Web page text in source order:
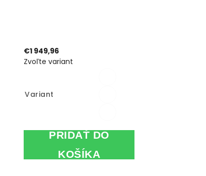
€1 949,96
Zvoľte variant
Variant
PRIDAŤ DO
KOŠÍKA